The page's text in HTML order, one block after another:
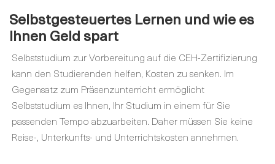
Selbstgesteuertes Lernen undwie es
Ihnen Geld spart
Selbststudium zur Vorbereitung auf die CEH-Zertifizierung
kann den Studierenden helfen, Kosten zu senken. Im
Gegensatz zum Präsenzunterricht ermöglicht
Selbststudium es Ihnen, Ihr Studium in einem für Sie
passenden Tempo abzuarbeiten. Daher müssen Sie keine
Reise-, Unterkunfts- und Unterrichtskosten annehmen.